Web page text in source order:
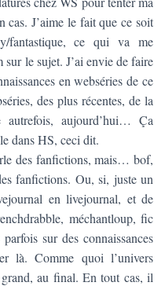
cas. J’aime le fait que ce soit
fantastique, ce qui va me
le sujet. J’ai envie de faire
en webséries de ce
des plus récentes, de la
aujourd’hui… Ça
dans HS, ceci dit.
des fanfictions, mais… bof,
fanfictions. Ou, si, juste un
en livejournal, et de
méchantloup, fic
sur des connaissances
là. Comme quoi l’univers
au final. En tout cas, il